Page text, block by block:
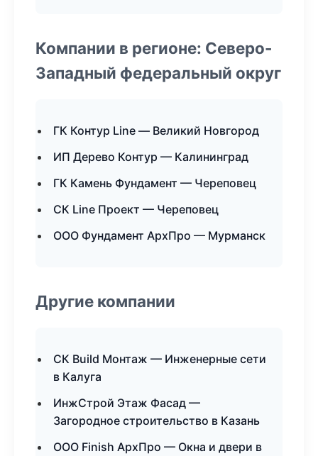
Компании в регионе: Северо-
Западный федеральный округ
ГК Контур Line — Великий Новгород
ИП Дерево Контур — Калининград
ГК Камень Фундамент — Череповец
СК Line Проект — Череповец
ООО Фундамент АрхПро — Мурманск
Другие компании
СК Build Монтаж — Инженерные сети
в Калуга
ИнжСтрой Этаж Фасад —
Загородное строительство в Казань
ООО Finish АрхПро — Окна и двери в